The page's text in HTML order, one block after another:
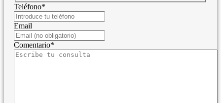
Teléfono*
Email
Comentario*